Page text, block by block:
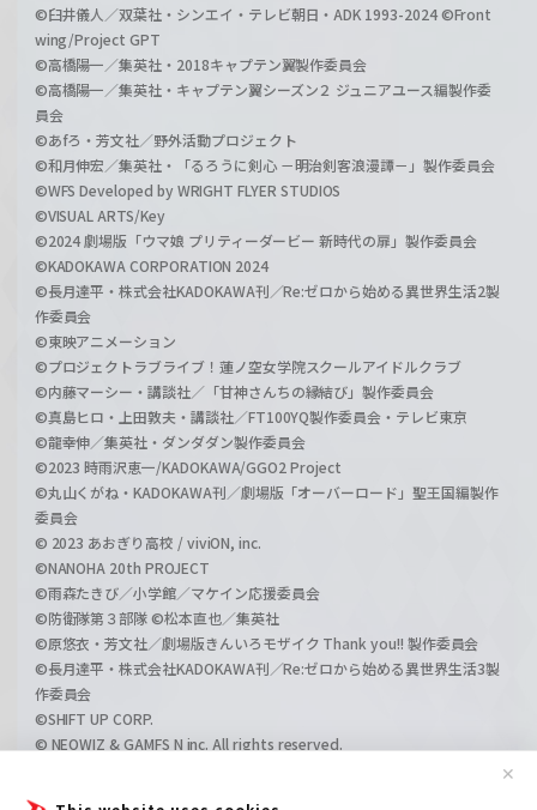
✕
©臼井儀人／双葉社・シンエイ・テレビ朝日・ADK 1993-2024 ©Front
wing/Project GPT
©高橋陽一／集英社・2018キャプテン翼製作委員会
©高橋陽一／集英社・キャプテン翼シーズン２ ジュニアユース編製作委
員会
©あfろ・芳文社／野外活動プロジェクト
©和月伸宏／集英社・「るろうに剣心 －明治剣客浪漫譚－」製作委員会
©WFS Developed by WRIGHT FLYER STUDIOS
©VISUAL ARTS/Key
©2024 劇場版「ウマ娘 プリティーダービー 新時代の扉」製作委員会
©KADOKAWA CORPORATION 2024
©長月達平・株式会社KADOKAWA刊／Re:ゼロから始める異世界生活2製
作委員会
©東映アニメーション
©プロジェクトラブライブ！蓮ノ空女学院スクールアイドルクラブ
©内藤マーシー・講談社／「甘神さんちの縁結び」製作委員会
©真島ヒロ・上田敦夫・講談社／FT100YQ製作委員会・テレビ東京
©龍幸伸／集英社・ダンダダン製作委員会
©2023 時雨沢恵一/KADOKAWA/GGO2 Project
©丸山くがね・KADOKAWA刊／劇場版「オーバーロード」聖王国編製作
委員会
© 2023 あおぎり高校 / viviON, inc.
©NANOHA 20th PROJECT
©雨森たきび／小学館／マケイン応援委員会
©防衛隊第３部隊 ©松本直也／集英社
©原悠衣・芳文社／劇場版きんいろモザイク Thank you!! 製作委員会
©長月達平・株式会社KADOKAWA刊／Re:ゼロから始める異世界生活3製
作委員会
©SHIFT UP CORP.
© NEOWIZ & GAMFS N inc. All rights reserved.